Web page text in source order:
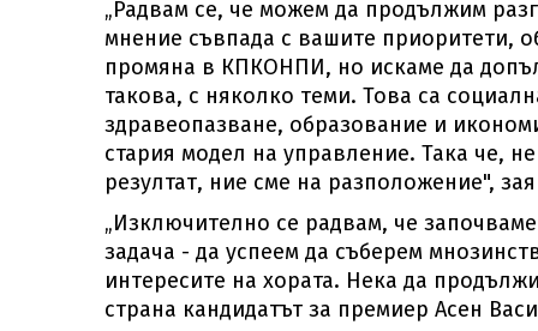
„Радвам се, че можем да продължим
мнение съвпада с вашите приоритети,
промяна в КПКОНПИ, но искаме да
такова, с няколко теми. Това са
здравеопазване, образование и
стария модел на управление. Така че,
резултат, ние сме на разположение",
„Изключително се радвам, че
задача - да успеем да съберем
интересите на хората. Нека да
страна кандидатът за премиер Асен